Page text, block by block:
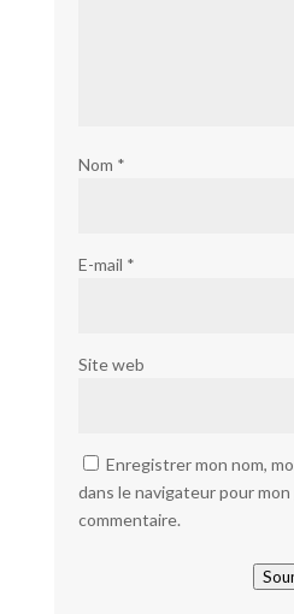
Nom *
E-mail *
Site web
Enregistrer mon nom,
dans le navigateur pour mon
commentaire.